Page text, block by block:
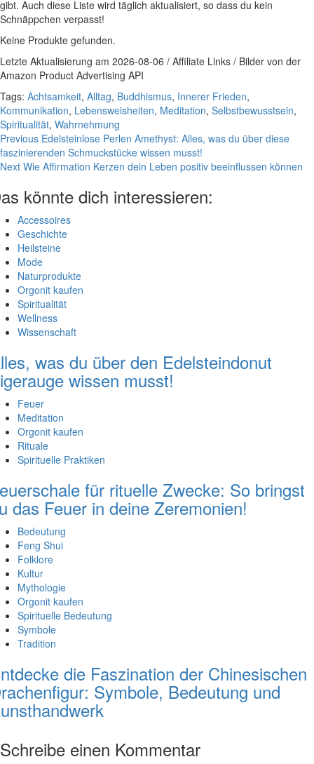
gibt. Auch diese Liste wird täglich aktualisiert, so dass du kein
Schnäppchen verpasst!
Keine Produkte gefunden.
Letzte Aktualisierung am 2026-08-06 / Affiliate Links / Bilder von der
Amazon Product Advertising API
Tags: Achtsamkeit, Alltag, Buddhismus, Innerer Frieden,
Kommunikation, Lebensweisheiten, Meditation, Selbstbewusstsein,
Spiritualität, Wahrnehmung
Continue
Reading
Previous Edelsteinlose Perlen Amethyst: Alles, was du über diese
faszinierenden Schmuckstücke wissen musst!
Next Wie Affirmation Kerzen dein Leben positiv beeinflussen können
könnte dich interessieren:
Accessoires
Geschichte
Heilsteine
Mode
Naturprodukte
Orgonit kaufen
Spiritualität
Wellness
Wissenschaft
was du über den Edelsteindonut
wissen musst!
Feuer
Meditation
Orgonit kaufen
Rituale
Spirituelle Praktiken
für rituelle Zwecke: So bringst
das Feuer in deine Zeremonien!
Bedeutung
Feng Shui
Folklore
Kultur
Mythologie
Orgonit kaufen
Spirituelle Bedeutung
Symbole
Tradition
die Faszination der Chinesischen
Symbole, Bedeutung und
Schreibe einen Kommentar